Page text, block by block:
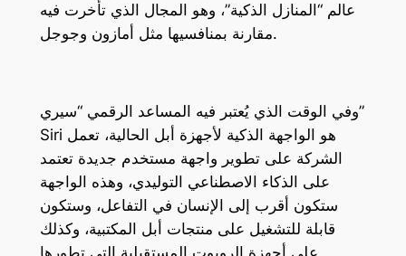
عالم “المنازل الذكية”، وهو المجال الذي تأخرت فيه
مقارنة بمنافسيها مثل أمازون وجوجل.
وفي الوقت الذي يُعتبر فيه المساعد الرقمي “سيري”
Siri هو الواجهة الذكية لأجهزة أبل الحالية، تعمل
الشركة على تطوير واجهة مستخدم جديدة تعتمد
على الذكاء الاصطناعي التوليدي، وهذه الواجهة
ستكون أقرب إلى الإنسان في التفاعل، وستكون
قابلة للتشغيل على منتجات أبل المكتبية، وكذلك
على أجهزة الروبوت المستقبلية التي تطورها